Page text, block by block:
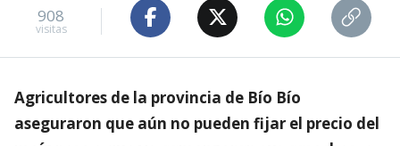
908
visitas
Agricultores de la provincia de Bío Bío
aseguraron que aún no pueden fijar el precio del